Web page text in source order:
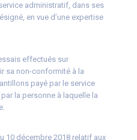
administratif, dans ses
en vue d’une expertise
effectués sur
sa non-conformité à la
payé par le service
la personne à laquelle la
10 décembre 2018 relatif aux